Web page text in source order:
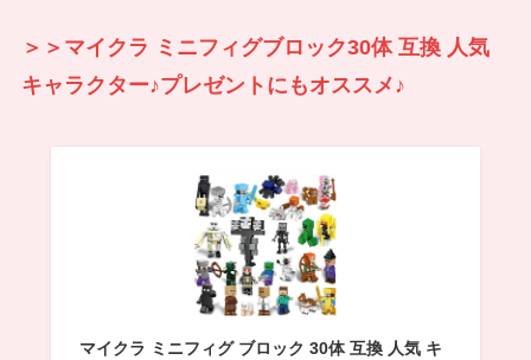
＞＞マイクラ ミニフィグブロック30体 互換 人気
キャラクター♪プレゼントにもオススメ♪
マイクラ ミニフィグ ブロック 30体 互換 人気 キ